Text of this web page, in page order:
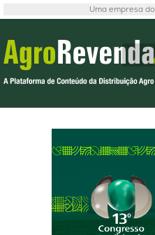
Uma empresa do